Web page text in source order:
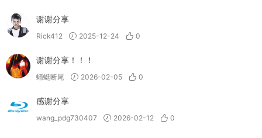
谢谢分享
Rick412 2025-12-24 0
谢谢分享！！！
蜻蜓断尾 2026-02-05 0
感谢分享
wang_pdg730407 2026-02-12 0